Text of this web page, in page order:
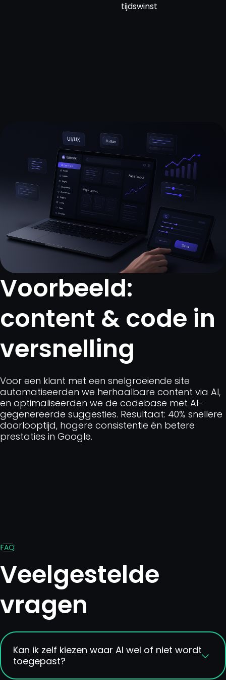
tijdswinst
Voorbeeld:
content & code in
versnelling
Voor een klant met een snelgroeiende site
automatiseerden we herhaalbare content via AI,
en optimaliseerden we de codebase met AI-
gegenereerde suggesties. Resultaat: 40% snellere
doorlooptijd, hogere consistentie én betere
prestaties in Google.
FAQ
Veelgestelde
vragen
Kan ik zelf kiezen waar AI wel of niet wordt
toegepast?